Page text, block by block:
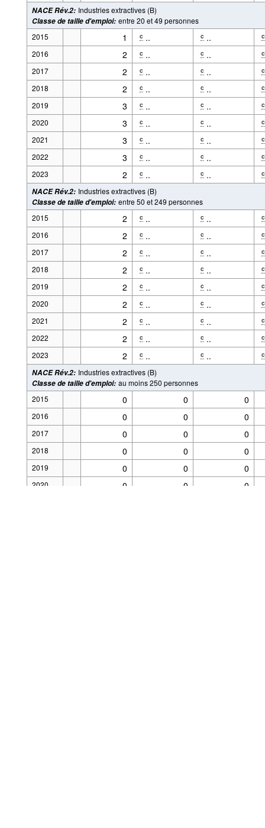
NACE Rév.2: Industries extractives (B)
Classe de taille d'emploi: entre 20 et 49 personnes
2015
1 c .. c .. c
2016 2 c .. c .. c
2017 2 c .. c .. c
2018 2 c .. c .. c
2019 3 c .. c .. c
2020 3 c .. c .. c
2021 3 c .. c .. c
2022 3 c .. c .. c
2023 2 c .. c .. c
NACE Rév.2: Industries extractives (B)
Classe de taille d'emploi: entre 50 et 249 personnes
2015
2 c .. c .. c
2016 2 c .. c .. c
2017 2 c .. c .. c
2018 2 c .. c .. c
2019 2 c .. c .. c
2020 2 c .. c .. c
2021 2 c .. c .. c
2022 2 c .. c .. c
2023 2 c .. c .. c
NACE Rév.2: Industries extractives (B)
Classe de taille d'emploi: au moins 250 personnes
2015
0 0 0
2016 0 0 0
2017 0 0 0
2018 0 0 0
2019 0 0 0
2020 0 0 0
Alimenté par la
.Stat Suite
Aspects légaux
Le code source de